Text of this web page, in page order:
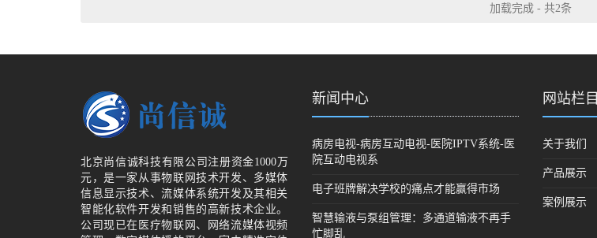
加载完成 - 共2条
北京尚信诚科技有限公司注册资金1000万
元，是一家从事物联网技术开发、多媒体
信息显示技术、流媒体系统开发及其相关
智能化软件开发和销售的高新技术企业。
公司现已在医疗物联网、网络流媒体视频
新闻中心
病房电视-病房互动电视-医院IPTV系统-医
院互动电视系
电子班牌解决学校的痛点才能赢得市场
智慧输液与泵组管理：多通道输液不再手
忙脚乱
网站栏目
关于我们
产品展示
案例展示